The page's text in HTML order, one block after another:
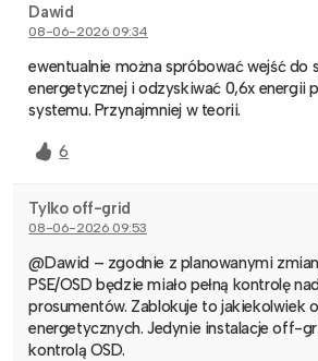
Dawid
08-06-2026 09:34
ewentualnie można spróbować wejść do
energetycznej i odzyskiwać 0,6x energii
systemu. Przynajmniej w teorii.
6
Tylko off-grid
08-06-2026 09:53
@Dawid – zgodnie z planowanymi
PSE/OSD będzie miało pełną kontrolę
prosumentów. Zablokuje to jakiekolwiek
energetycznych. Jedynie instalacje off-
kontrolą OSD.